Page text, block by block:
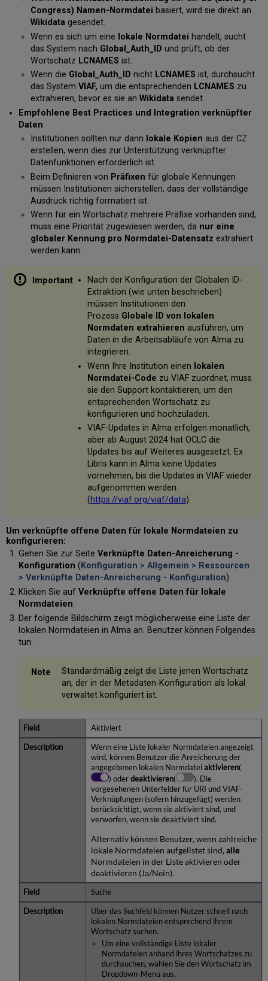
Congress) Namen-Normdatei basiert, wird sie direkt an
Wikidatagesendet.
Wenn es sich um eine lokale Normdatei handelt, sucht
das System nach Global_Auth_ID und prüft, ob der
Wortschatz LCNAMES ist.
Wenn die Global_Auth_ID nicht LCNAMES ist, durchsucht
das System VIAF, um die entsprechenden LCNAMES zu
extrahieren, bevor es sie an Wikidatasendet.
Empfohlene Best Practices und Integration verknüpfter
Daten
Institutionen sollten nur dann lokale Kopien aus der CZ
erstellen, wenn dies zur Unterstützung verknüpfter
Datenfunktionen erforderlich ist.
Beim Definieren von Präfixen für globale Kennungen
müssen Institutionen sicherstellen, dass der vollständige
Ausdruck richtig formatiert ist.
Wenn für ein Wortschatz mehrere Präfixe vorhanden sind,
muss eine Priorität zugewiesen werden, da nur eine
globaler Kennung pro Normdatei-Datensatz extrahiert
werden kann.
Nach der Konfiguration der Globalen ID-
Extraktion (wie unten beschrieben)
müssen Institutionen den
Prozess Globale ID von lokalen
Normdaten extrahieren ausführen, um
Daten in die Arbeitsabläufe von Alma zu
integrieren.
Wenn Ihre Institution einen lokalen
Normdatei-Code zu VIAF zuordnet, muss
sie den Support kontaktieren, um den
entsprechenden Wortschatz zu
konfigurieren und hochzuladen.
VIAF-Updates in Alma erfolgen monatlich,
aber ab August 2024 hat OCLC die
Updates bis auf Weiteres ausgesetzt. Ex
Libris kann in Alma keine Updates
vornehmen, bis die Updates in VIAF wieder
aufgenommen werden.
(https://viaf.org/viaf/data).
Um verknüpfte offene Daten für lokale Normdateien zu
konfigurieren:
Gehen Sie zur Seite Verknüpfte Daten-Anreicherung -
Konfiguration (Konfiguration > Allgemein > Ressourcen
> Verknüpfte Daten-Anreicherung - Konfiguration).
Klicken Sie auf Verknüpfte offene Daten für lokale
Normdateien.
Der folgende Bildschirm zeigt möglicherweise eine Liste der
lokalen Normdateien in Alma an. Benutzer können Folgendes
tun:
Standardmäßig zeigt die Liste jenen Wortschatz
an, der in der Metadaten-Konfiguration als lokal
verwaltet konfiguriert ist.
Aktiviert
Wenn eine Liste lokaler Normdateien angezeigt
wird, können Benutzer die Anreicherung der
angegebenen lokalen Normdateiaktivieren(
) oderdeaktivieren(
). Die
vorgesehenen Unterfelder für URI und VIAF-
Verknüpfungen (sofern hinzugefügt) werden
berücksichtigt, wenn sie aktiviert sind, und
verworfen, wenn sie deaktiviert sind.
Alternativ können Benutzer, wenn zahlreiche
lokale Normdateien aufgelistet sind,alle
Normdateien in der Liste aktivieren oder
deaktivieren (Ja/Nein).
Suche
Über das Suchfeld können Nutzer schnell nach
lokalen Normdateien entsprechend ihrem
Wortschatz suchen.
Um eine vollständige Liste lokaler
Normdateien anhand ihres Wortschatzes zu
durchsuchen, wählen Sie den Wortschatz im
Dropdown-Menü aus.